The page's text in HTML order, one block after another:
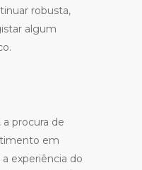
robusta,
algum
procura de
em
experiência do